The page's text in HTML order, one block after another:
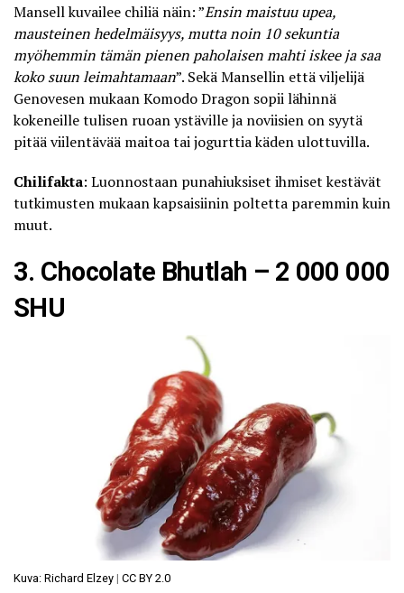
Mansell kuvailee chiliä näin: ”Ensin maistuu upea,
mausteinen hedelmäisyys, mutta noin 10 sekuntia
myöhemmin tämän pienen paholaisen mahti iskee ja saa
koko suun leimahtamaan”. Sekä Mansellin että viljelijä
Genovesen mukaan Komodo Dragon sopii lähinnä
kokeneille tulisen ruoan ystäville ja noviisien on syytä
pitää viilentävää maitoa tai jogurttia käden ulottuvilla.
Chilifakta: Luonnostaan punahiuksiset ihmiset kestävät
tutkimusten mukaan kapsaisiinin poltetta paremminkuin
muut.
3. Chocolate Bhutlah – 2 000 000
SHU
Kuva: Richard Elzey | CC BY 2.0